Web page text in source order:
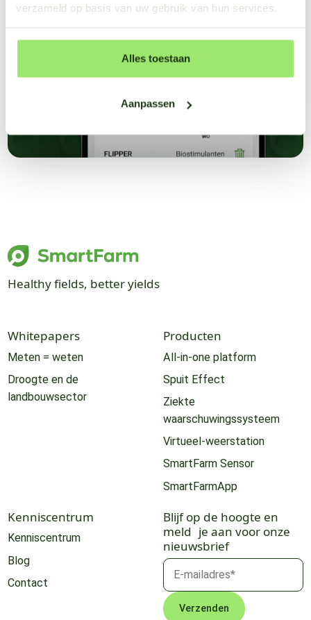
verzameld op basis van uw gebruik van hun services.
Alles toestaan
Aanpassen
Healthy fields, better yields
Whitepapers
Meten = weten
Droogte en de
landbouwsector
Producten
All-in-one platform
Spuit Effect
Ziekte
waarschuwingssysteem
Virtueel-weerstation
SmartFarm Sensor
SmartFarmApp
Kenniscentrum
Kenniscentrum
Blog
Contact
Blijf op de hoogte en
meld je aan voor onze
nieuwsbrief